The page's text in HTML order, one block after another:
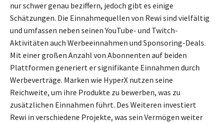
nur schwer genau beziffern, jedoch gibt es einige
Schätzungen. Die Einnahmequellen von Rewi sind vielfältig
und umfassen neben seinen YouTube- und Twitch-
Aktivitäten auch Werbeeinnahmen und Sponsoring-Deals.
Mit einer großen Anzahl von Abonnenten auf beiden
Plattformen generiert er signifikante Einnahmen durch
Werbeverträge. Marken wie HyperX nutzen seine
Reichweite, um ihre Produkte zu bewerben, was zu
zusätzlichen Einnahmen führt. Des Weiteren investiert
Rewi in verschiedene Projekte, was sein Vermögen weiter